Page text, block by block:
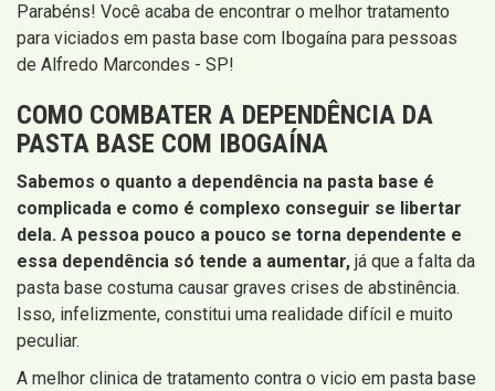
Parabéns! Você acaba de encontrar o melhor tratamento
para viciados em pasta base com Ibogaína para pessoas
de Alfredo Marcondes - SP!
COMO COMBATER A DEPENDÊNCIA DA
PASTA BASE COM IBOGAÍNA
Sabemos o quanto a dependência na pasta base é
complicada e como é complexo conseguir se libertar
dela. A pessoa pouco a pouco se torna dependente e
essa dependência só tende a aumentar, já que a falta da
pasta base costuma causar graves crises de abstinência.
Isso, infelizmente, constitui uma realidade difícil e muito
peculiar.
A melhor clinica de tratamento contra o vicio em pasta base